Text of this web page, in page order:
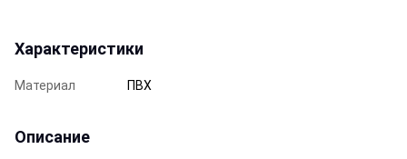
Характеристики
Материал ПВХ
Описание